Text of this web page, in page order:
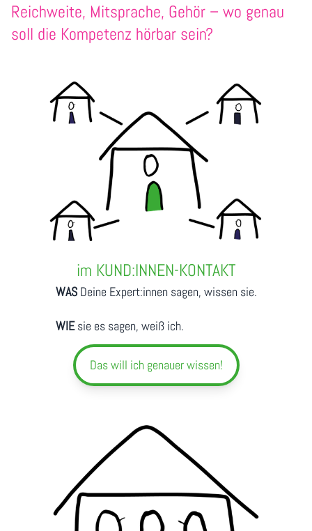
Reichweite, Mitsprache, Gehör – wo genau
soll die Kompetenz hörbar sein?
im KUND:INNEN-KONTAKT
WASDeine Expert:innen sagen, wissen sie.
WIEsie es sagen, weiß ich.
Das will ich genauer wissen!